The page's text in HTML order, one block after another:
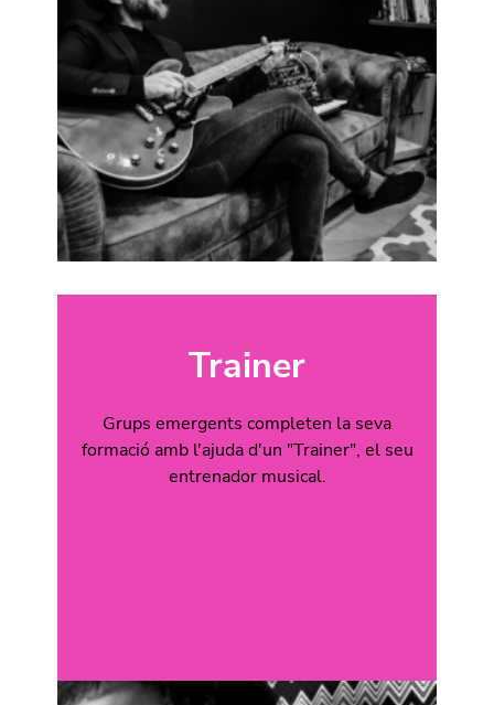
Trainer
Grups emergents completen la seva
formació amb l'ajuda d'un "Trainer", el seu
entrenador musical.